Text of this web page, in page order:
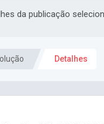
da publicação
Detalhes